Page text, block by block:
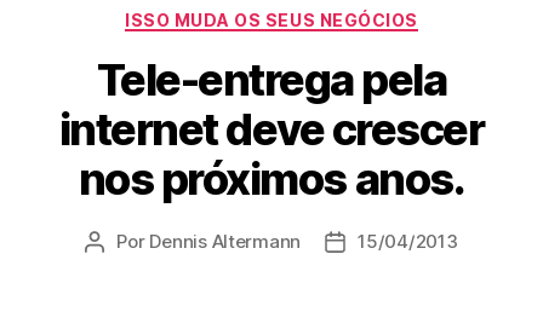
Categorias
ISSO MUDA OS SEUS NEGÓCIOS
Tele-entrega pela
internet deve crescer
nos próximos anos.
Autor
Por Dennis Altermann
Data15/04/2013